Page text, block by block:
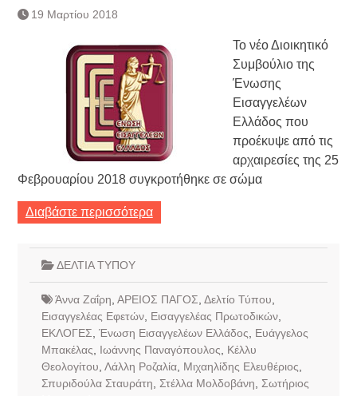
19 Μαρτίου 2018
Το νέο Διοικητικό
Συμβούλιο της
Ένωσης
Εισαγγελέων
Ελλάδος που
προέκυψε από τις
αρχαιρεσίες της 25
Φεβρουαρίου 2018 συγκροτήθηκε σε σώμα
Διαβάστε περισσότερα
ΔΕΛΤΙΑ ΤΥΠΟΥ
Άννα Ζαΐρη ΑΡΕΙΟΣ ΠΑΓΟΣ Δελτίο Τύπου
Εισαγγελέας Εφετών, Εισαγγελέας Πρωτοδικών,
ΕΚΛΟΓΕΣ Ένωση Εισαγγελέων Ελλάδος
Ευάγγελος
Μπακέλας
Ιωάννης Παναγόπουλος
Κέλλυ
Θεολογίτου Λάλλη Ροζαλία, Μιχαηλίδης Ελευθέριος
Σπυριδούλα Σταυράτη
Στέλλα Μολδοβάνη
Σωτήριος